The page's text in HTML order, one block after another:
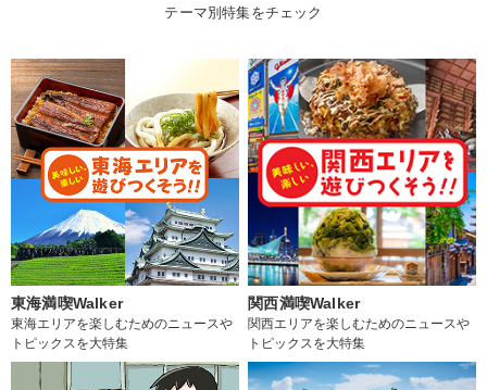
テーマ別特集をチェック
東海満喫Walker
東海エリアを楽しむためのニュースや
トピックスを大特集
関西満喫Walker
関西エリアを楽しむためのニュースや
トピックスを大特集